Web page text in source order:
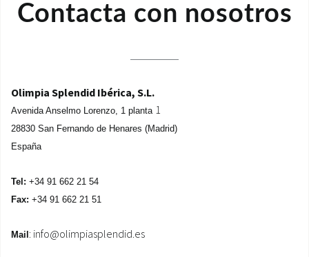
CALEFACCIÓN
CONTACTA CON NOSOTROS
MONDE OS
ÁREA DE DESCARGA
Contacta con nosotros
Olimpia Splendid Ibérica, S.L.
Avenida Anselmo Lorenzo, 1 planta 1
28830 San Fernando de Henares (Madrid)
España
Tel: +34 91 662 21 54
Fax: +34 91 662 21 51
Mail : info@olimpiasplendid.es